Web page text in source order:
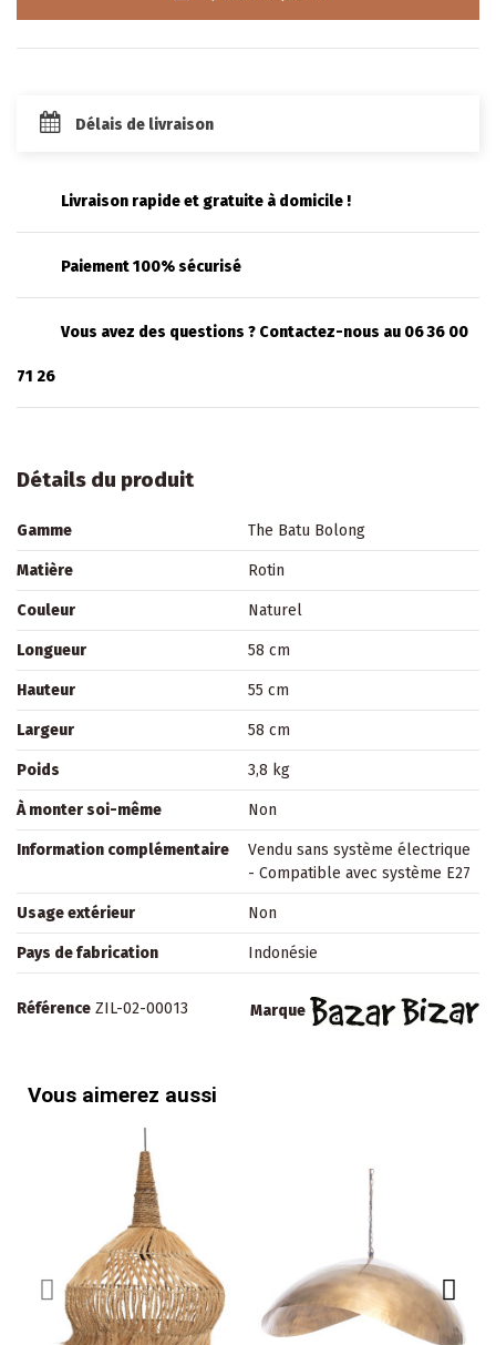
Délais de livraison
Livraison rapide et gratuite à domicile !
Paiement 100% sécurisé
Vous avez des questions ? Contactez-nous au 06 36 00
71 26
Détails du produit
Gamme The Batu Bolong
Matière Rotin
Couleur Naturel
Longueur 58 cm
Hauteur 55 cm
Largeur 58 cm
Poids 3,8 kg
À monter soi-même Non
Information complémentaire
Vendu sans système électrique
- Compatible avec système E27
Usage extérieur Non
Pays de fabrication Indonésie
Marque
Référence ZIL-02-00013
Vous aimerez aussi